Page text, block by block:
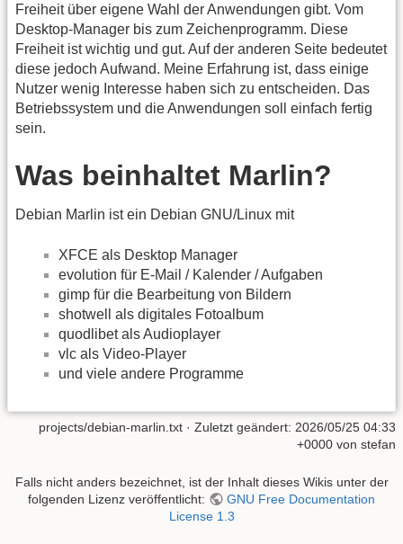
Freiheit über eigene Wahl der Anwendungen gibt. Vom
Desktop-Manager bis zum Zeichenprogramm. Diese
Freiheit ist wichtig und gut. Auf der anderen Seite bedeutet
diese jedoch Aufwand. Meine Erfahrung ist, dass einige
Nutzer wenig Interesse haben sich zu entscheiden. Das
Betriebssystem und die Anwendungen soll einfach fertig
sein.
Was beinhaltet Marlin?
Debian Marlin ist ein Debian GNU/Linux mit
XFCE als Desktop Manager
evolution für E-Mail / Kalender / Aufgaben
gimp für die Bearbeitung von Bildern
shotwell als digitales Fotoalbum
quodlibet als Audioplayer
vlc als Video-Player
und viele andere Programme
projects/debian-marlin.txt · Zuletzt geändert: 2026/05/25 04:33
+0000 von stefan
Falls nicht anders bezeichnet, ist der Inhalt dieses Wikis unter der
folgenden Lizenz veröffentlicht:
GNU Free Documentation
License 1.3